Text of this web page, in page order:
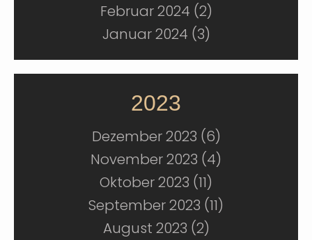
Februar 2024 (2)
Januar 2024 (3)
2023
Dezember 2023 (6)
November 2023 (4)
Oktober 2023 (11)
September 2023 (11)
August 2023 (2)